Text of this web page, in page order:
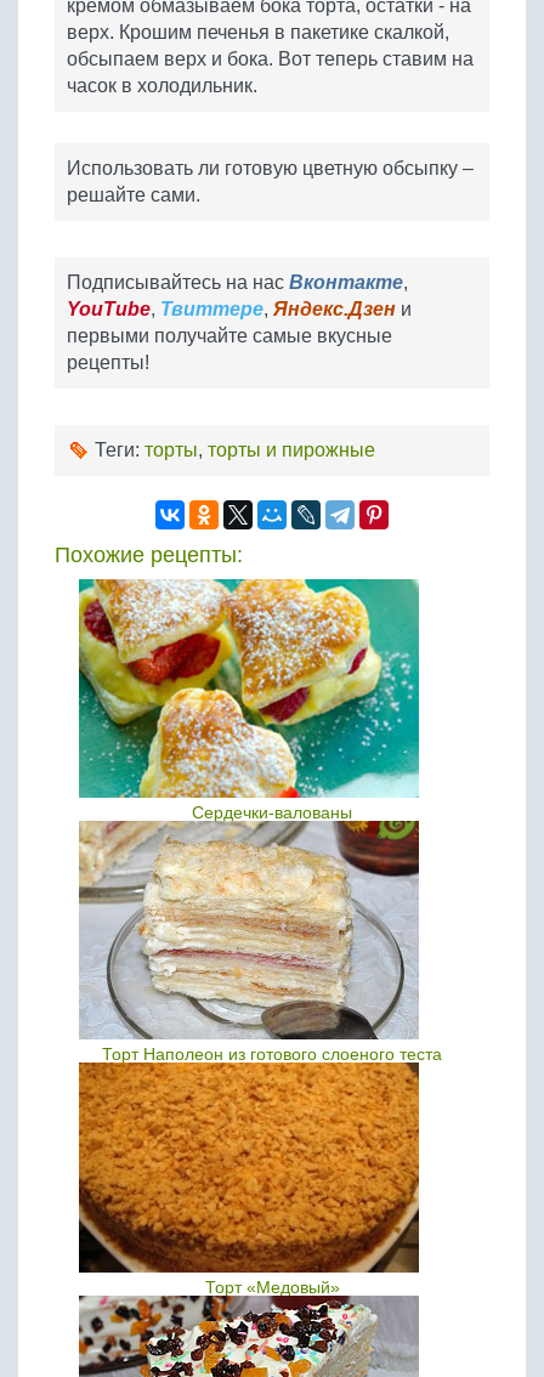
кремом обмазываем бока торта, остатки - на
верх. Крошим печенья в пакетике скалкой,
обсыпаем верх и бока. Вот теперь ставим на
часок в холодильник.
Использовать ли готовую цветную обсыпку –
решайте сами.
Подписывайтесь на нас Вконтакте,
YouTube, Твиттере, Яндекс.Дзен и
первыми получайте самые вкусные
рецепты!
Теги: торты, торты и пирожные
Похожие рецепты:
Сердечки-валованы
Торт Наполеон из готового слоеного теста
Торт «Медовый»